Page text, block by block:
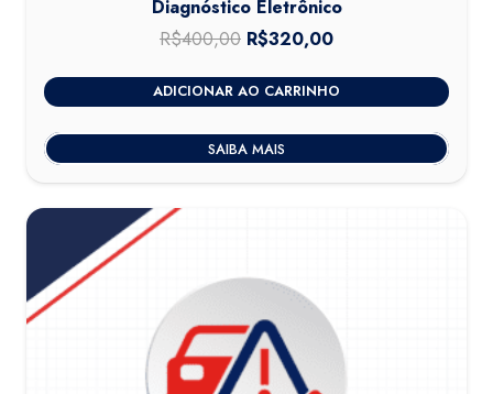
Diagnóstico Eletrônico
R$400,00 O
original
era:
R$400,00.
R$320,00
atual
é:
R$320,00.
ADICIONAR AO CARRINHO
SAIBA MAIS